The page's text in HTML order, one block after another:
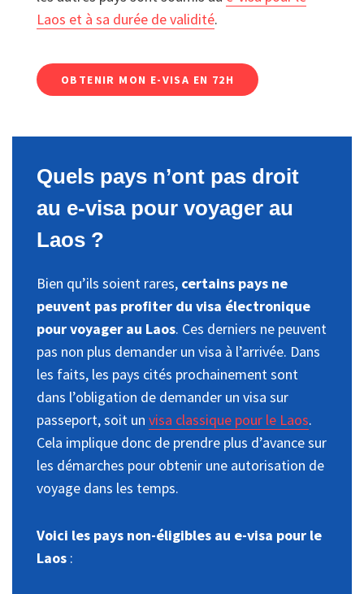
Laos et à sa durée de validité.
OBTENIR MON E-VISA EN 72H
Quels pays n’ont pas droit
au e-visa pour voyager au
Laos ?
Bien qu’ils soient rares, certains pays ne
peuvent pas profiter du visa électronique
pour voyager au Laos. Ces derniers ne peuvent
pas non plus demander un visa à l’arrivée. Dans
les faits, les pays cités prochainement sont
dans l’obligation de demander un visa sur
passeport, soit un visa classique pour le Laos.
Cela implique donc de prendre plus d’avance sur
les démarches pour obtenir une autorisation de
voyage dans les temps.
Voici les pays non-éligibles au e-visa pour le
Laos :